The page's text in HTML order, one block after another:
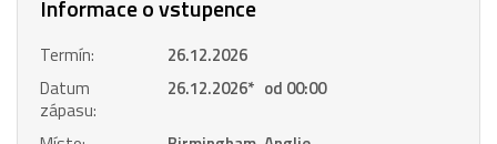
Informace o vstupence
Termín:
26.12.2026
Datum
zápasu:
26.12.2026* od 00:00